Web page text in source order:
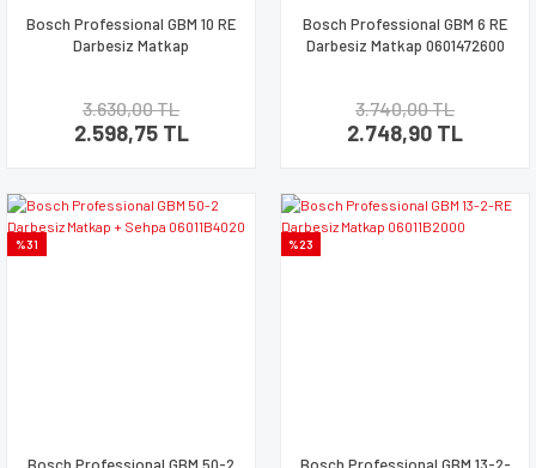
Bosch Professional GBM 10 RE
Darbesiz Matkap
3.630,00 TL
2.598,75 TL
Bosch Professional GBM 6 RE
Darbesiz Matkap 0601472600
3.740,00 TL
2.748,90 TL
%31
Bosch Professional GBM 50-2
%23
Bosch Professional GBM 13-2-